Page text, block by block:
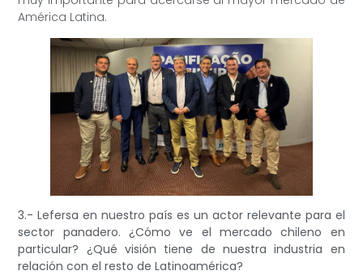
América Latina.
3.- Lefersa en nuestro país es un actor relevante para el
sector panadero. ¿Cómo ve el mercado chileno en
particular? ¿Qué visión tiene de nuestra industria en
relación con el resto de Latinoamérica?